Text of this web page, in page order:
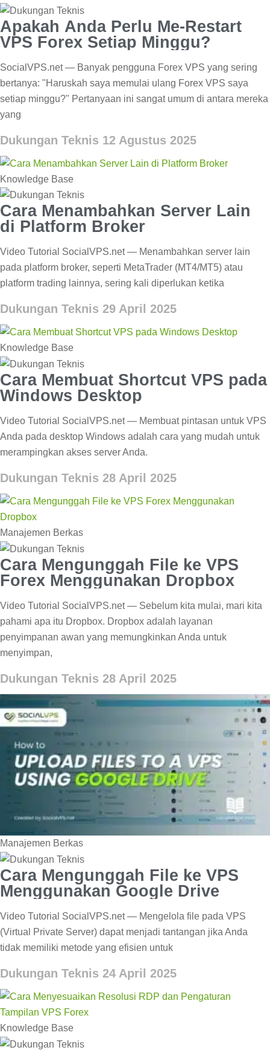
Apakah Anda Perlu Me-Restart
VPS Forex Setiap Minggu?
SocialVPS.net — Banyak pengguna Forex VPS yang sering
bertanya: "Haruskah saya memulai ulang Forex VPS saya
setiap minggu?" Pertanyaan ini sangat umum di antara mereka
yang
Dukungan Teknis 12 Agustus 2025
Knowledge Base
Cara Menambahkan Server Lain
di Platform Broker
Video Tutorial SocialVPS.net — Menambahkan server lain
pada platform broker, seperti MetaTrader (MT4/MT5) atau
platform trading lainnya, sering kali diperlukan ketika
Dukungan Teknis 29 April 2025
Knowledge Base
Cara Membuat Shortcut VPS pada
Windows Desktop
Video Tutorial SocialVPS.net — Membuat pintasan untuk VPS
Anda pada desktop Windows adalah cara yang mudah untuk
merampingkan akses server Anda.
Dukungan Teknis 28 April 2025
Manajemen Berkas
Cara Mengunggah File ke VPS
Forex Menggunakan Dropbox
Video Tutorial SocialVPS.net — Sebelum kita mulai, mari kita
pahami apa itu Dropbox. Dropbox adalah layanan
penyimpanan awan yang memungkinkan Anda untuk
menyimpan,
Dukungan Teknis 28 April 2025
Manajemen Berkas
Cara Mengunggah File ke VPS
Menggunakan Google Drive
Video Tutorial SocialVPS.net — Mengelola file pada VPS
(Virtual Private Server) dapat menjadi tantangan jika Anda
tidak memiliki metode yang efisien untuk
Dukungan Teknis 24 April 2025
Knowledge Base